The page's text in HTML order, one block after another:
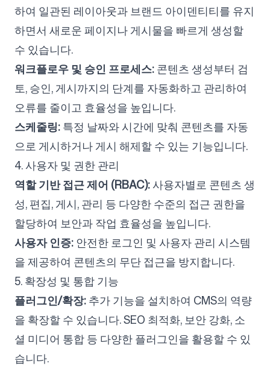
하여 일관된 레이아웃과 브랜드 아이덴티티를 유지
하면서 새로운 페이지나 게시물을 빠르게 생성할
수 있습니다.
워크플로우 및 승인 프로세스:콘텐츠 생성부터 검
토, 승인, 게시까지의 단계를 자동화하고 관리하여
오류를 줄이고 효율성을 높입니다.
스케줄링:특정 날짜와 시간에 맞춰 콘텐츠를 자동
으로 게시하거나 게시 해제할 수 있는 기능입니다.
4. 사용자 및 권한 관리
역할 기반 접근 제어 (RBAC):사용자별로 콘텐츠 생
성, 편집, 게시, 관리 등 다양한 수준의 접근 권한을
할당하여 보안과 작업 효율성을 높입니다.
사용자 인증:안전한 로그인 및 사용자 관리 시스템
을 제공하여 콘텐츠의 무단 접근을 방지합니다.
5. 확장성 및 통합 기능
플러그인/확장:추가 기능을 설치하여 CMS의 역량
을 확장할 수 있습니다. SEO 최적화, 보안 강화, 소
셜 미디어 통합 등 다양한 플러그인을 활용할 수 있
습니다.